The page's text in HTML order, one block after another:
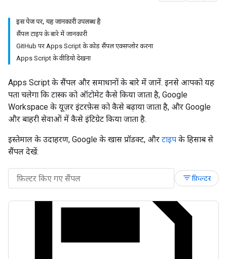
इस पेज पर, यह जानकारी उपलब्ध है
सैंपल टाइप के बारे में जानकारी
GitHub पर Apps Script के कोड सैंपल एक्सप्लोर करना
Apps Script के वीडियो देखना
Apps Script के सैंपल और समाधानों के बारे में जानें. इनसे आपको यह
पता चलेगा कि टास्क को ऑटोमेट कैसे किया जाता है, Google
Workspace के यूज़र इंटरफ़ेस को कैसे बढ़ाया जाता है, और Google
और बाहरी सेवाओं में कैसे इंटिग्रेट किया जाता है.
इस्तेमाल के उदाहरण, Google के खास प्रॉडक्ट, और टाइप के हिसाब से
सैंपल देखें:
filter_listफ़िल्टर